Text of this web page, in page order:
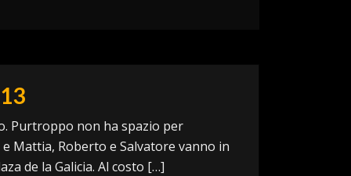
Purtroppo non ha spazio per
Mattia, Roberto e Salvatore vanno in
de la Galicia. Al costo […]